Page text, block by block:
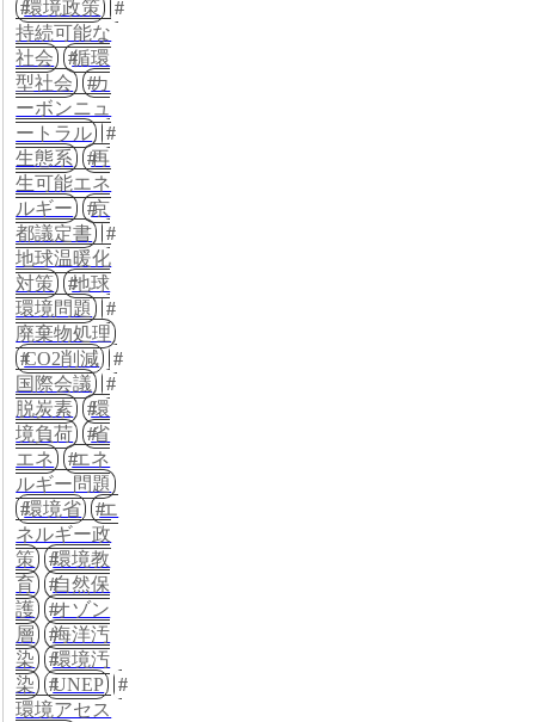
環境政策
持続可能な
社会
循環
型社会
カ
ーボンニュ
ートラル
生態系
再
生可能エネ
ルギー
京
都議定書
地球温暖化
対策
地球
環境問題
廃棄物処理
CO2削減
国際会議
脱炭素
環
境負荷
省
エネ
エネ
ルギー問題
環境省
エ
ネルギー政
策
環境教
育
自然保
護
オゾン
層
海洋汚
染
環境汚
染
UNEP
環境アセス